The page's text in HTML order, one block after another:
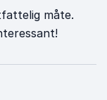
måte.